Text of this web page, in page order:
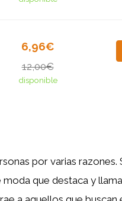
6,96€
12,00€
disponible
por varias razones.
que destaca y